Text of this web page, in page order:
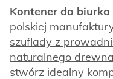
Kontener do biurka
polskiej
szuflady z
naturalnego drewna
stwórz idealny